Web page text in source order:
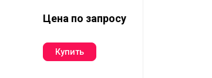
Цена по запросу